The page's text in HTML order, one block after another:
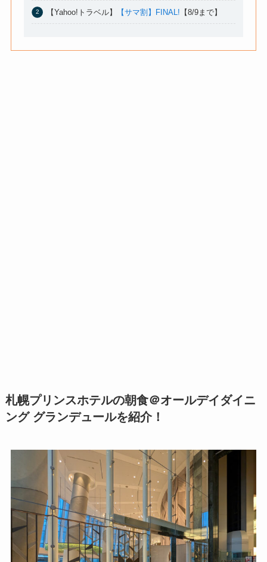
【Yahoo!トラベル】 【サマ割】FINAL! 【8/9まで】
札幌プリンスホテルの朝食＠オールデイダイニ
ング グランデュールを紹介！